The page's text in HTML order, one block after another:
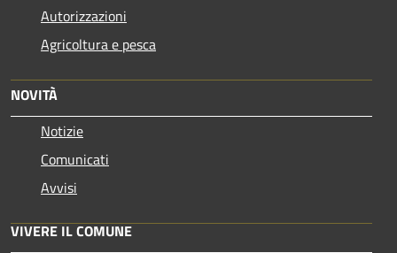
Autorizzazioni
Agricoltura e pesca
NOVITÀ
Notizie
Comunicati
Avvisi
VIVERE IL COMUNE